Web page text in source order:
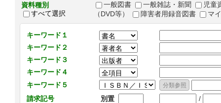
資料種別
すべて選択
一般図書 一般雑誌・新聞
児童
（DVD等）
障害者用録音図書 マ
キーワード１
キーワード２
キーワード３
キーワード４
キーワード５
請求記号
別置 /